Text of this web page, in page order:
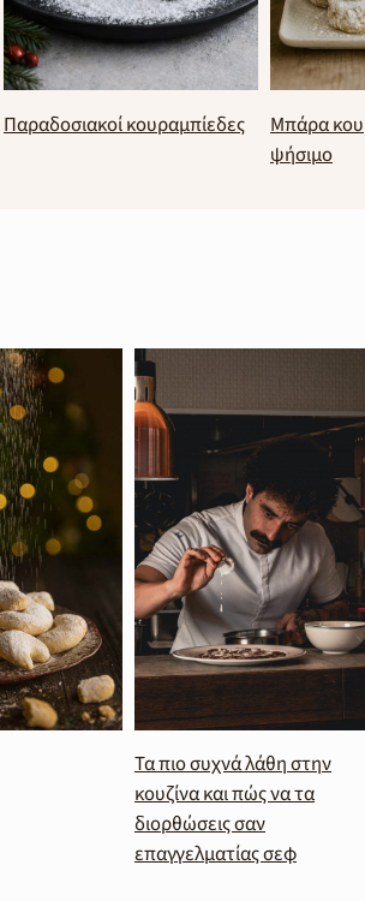
Παραδοσιακοί κουραμπίεδες
Μπάρα
ψήσιμο
Τα πιο συχνά λάθη στην
κουζίνα και πώς να τα
διορθώσεις σαν
επαγγελματίας σεφ